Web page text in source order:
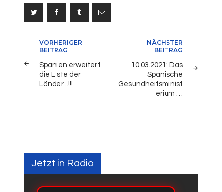
Beitragsnavigation
VORHERIGER
BEITRAG
Spanien erweitert
die Liste der
Länder ..!!!
NÄCHSTER
BEITRAG
10.03.2021: Das
Spanische
Gesundheitsminist
erium …
Jetzt in Radio